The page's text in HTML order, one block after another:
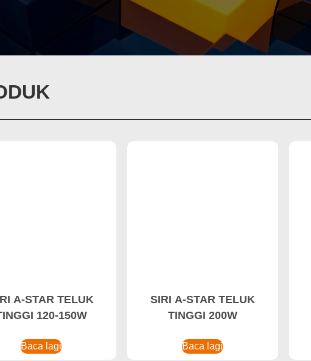
A-STAR TELUK
120-150W
Baca lagi
SIRI A-STAR TELUK
TINGGI 200W
Baca lagi